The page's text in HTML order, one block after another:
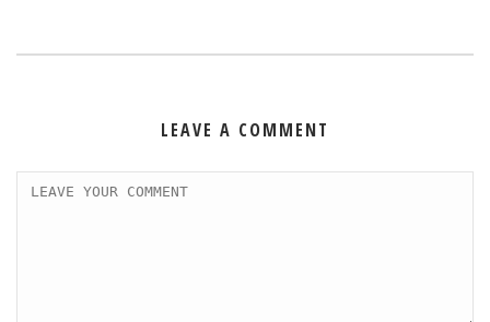
LEAVE A COMMENT